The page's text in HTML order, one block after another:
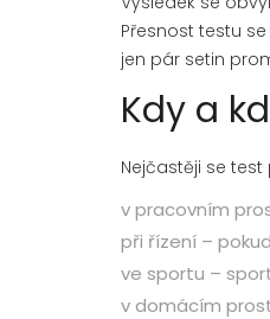
Přesnost testu
jen pár setin
Kdy a
Nejčastěji se
v pracovním
při řízení –
ve sportu –
v domácím